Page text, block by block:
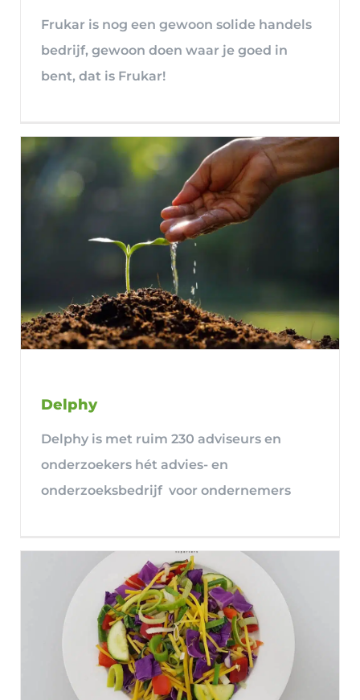
Frukar is nog een gewoon solide handels
bedrijf, gewoon doen waar je goed in
bent, dat is Frukar!
Delphy
Delphy is met ruim 230 adviseurs en
onderzoekers hét advies- en
onderzoeksbedrijf voor ondernemers